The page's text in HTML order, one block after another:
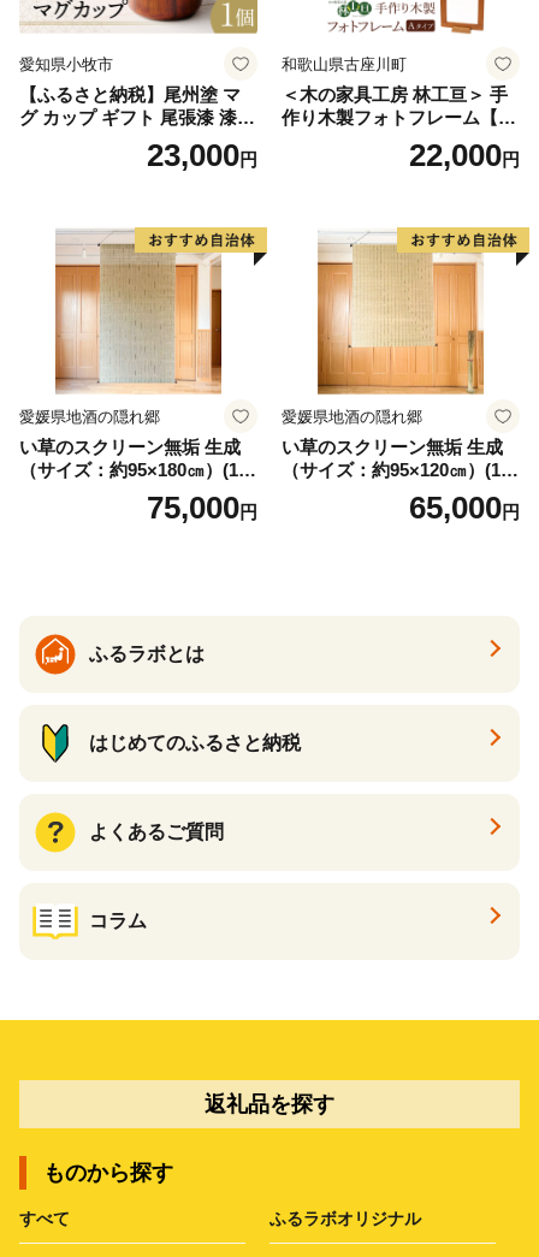
愛知県小牧市
【ふるさと納税】尾州塗 マ
グ カップ ギフト 尾張漆 漆
漆器 漆器工芸 工芸品 芸術性
実用性 抗菌性 美味しく安全
ウイルス効果 お取り寄せ 愛
知県 小牧市 送料無料
23,000円
和歌山県古座川町
＜木の家具工房 林工亘＞ 手
作り木製フォトフレーム【A
22,000円
愛媛県地酒の隠れ郷
い草のスクリーン無垢 生成
（サイズ：約95×180㎝）(14
75,000円
愛媛県地酒の隠れ郷
い草のスクリーン無垢 生成
（サイズ：約95×120㎝）(14
65,000円
ふるラボとは
はじめてのふるさと納税
よくあるご質問
コラム
返礼品を探す
ものから探す
すべて ふるラボオリジナル